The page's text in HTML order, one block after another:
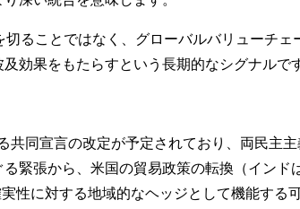
ることではなく、グローバルバリューチェ
効果をもたらすという長期的なシグナルで
同宣言の改定が予定されており、両民主
緊張から、米国の貿易政策の転換（インド
に対する地域的なヘッジとして機能する